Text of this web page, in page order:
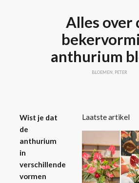
Alles over
anthurium
BLOEMEN PETER
Wist je dat
de
anthurium
in
verschillende
vormen
Laatste artikel